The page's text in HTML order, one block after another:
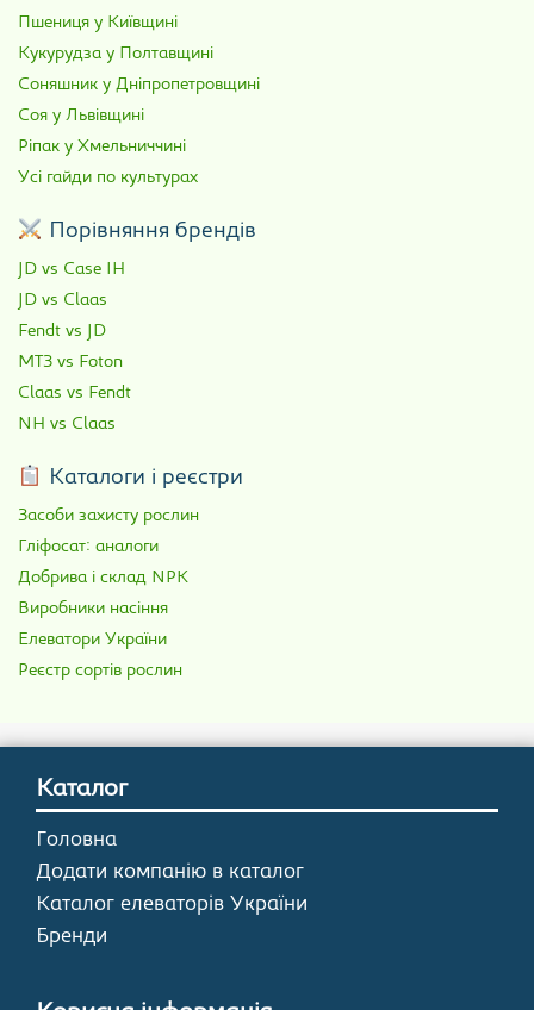
Пшениця у Київщині
Кукурудза у Полтавщині
Соняшник у Дніпропетровщині
Соя у Львівщині
Ріпак у Хмельниччині
Усі гайди по культурах
Порівняння брендів
JD vs Case IH
JD vs Claas
Fendt vs JD
МТЗ vs Foton
Claas vs Fendt
NH vs Claas
Каталоги і реєстри
Засоби захисту рослин
Гліфосат: аналоги
Добрива і склад NPK
Виробники насіння
Елеватори України
Реєстр сортів рослин
Каталог
Головна
Додати компанію в каталог
Каталог елеваторів України
Бренди